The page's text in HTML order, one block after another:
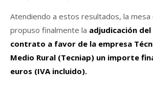
Atendiendo a estos resultados, la mesa
propuso finalmente la adjudicación
contrato a favor de la empresa
Medio Rural (Tecniap) un importe
euros (IVA incluido).